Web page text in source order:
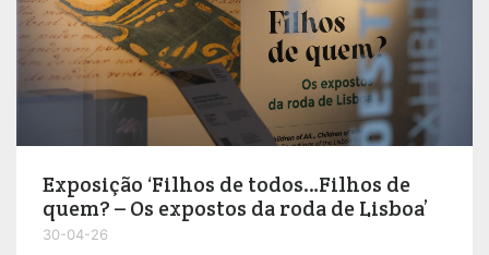
Exposição ‘Filhos de todos…Filhos de
quem? – Os expostos da roda de Lisboa’
30-04-26